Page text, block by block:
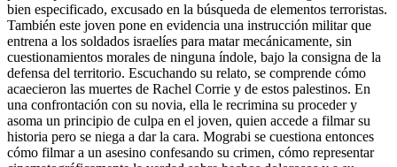
bien especificado, excusado en la búsqueda de elementos terroristas.
También este joven pone en evidencia una instrucción militar que
entrena a los soldados israelíes para matar mecánicamente, sin
cuestionamientos morales de ninguna índole, bajo la consigna de la
defensa del territorio. Escuchando su relato, se comprende cómo
acaecieron las muertes de Rachel Corrie y de estos palestinos. En
una confrontación con su novia, ella le recrimina su proceder y
asoma un principio de culpa en el joven, quien accede a filmar su
historia pero se niega a dar la cara. Mograbi se cuestiona entonces
cómo filmar a un asesino confesando su crimen, cómo representar